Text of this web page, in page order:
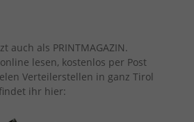
auch als PRINTMAGAZIN.
lesen, kostenlos per Post
Verteilerstellen in ganz Tirol
ihr hier: